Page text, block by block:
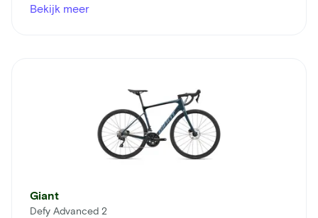
Bekijk meer
Giant
Defy Advanced 2